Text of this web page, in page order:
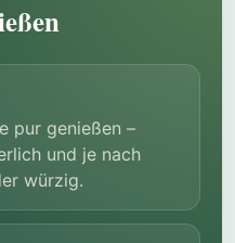
pur genießen –
und je nach
würzig.